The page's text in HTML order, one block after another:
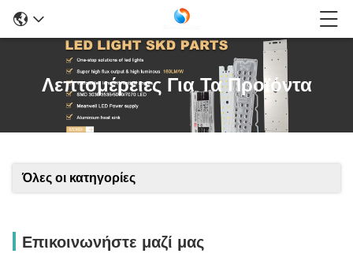
Λεπτομέρειες Για Τα Προϊόντα
Όλες οι κατηγορίες
Επικοινωνήστε μαζί μας